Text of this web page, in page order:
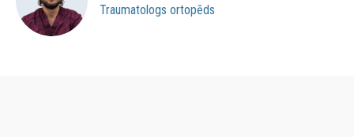
Traumatologs ortopēds